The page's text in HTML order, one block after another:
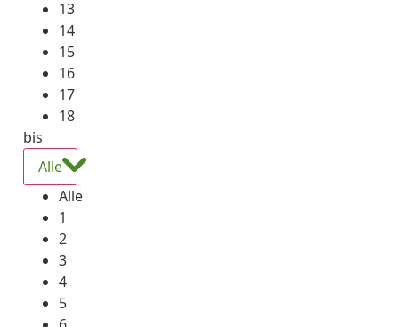
13
14
15
16
17
18
bis
Alle
Alle
1
2
3
4
5